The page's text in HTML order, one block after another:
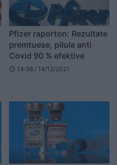
Pfizer raporton: Rezultate
premtuese, pilula anti
Covid 90 % efektive
schedule 14:38 / 14/12/2021